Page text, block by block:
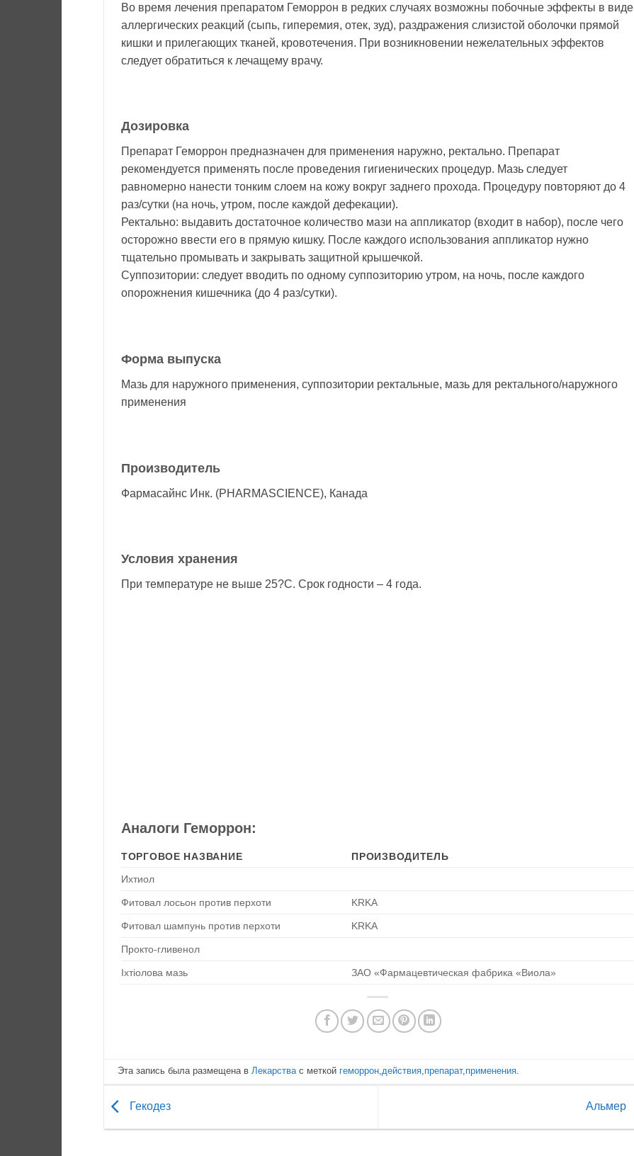
Во время лечения препаратом Геморрон в редких случаях возможны побочные эффекты в виде
аллергических реакций (сыпь, гиперемия, отек, зуд), раздражения слизистой оболочки прямой
кишки и прилегающих тканей, кровотечения. При возникновении нежелательных эффектов
следует обратиться к лечащему врачу.
Дозировка
Препарат Геморрон предназначен для применения наружно, ректально. Препарат
рекомендуется применять после проведения гигиенических процедур. Мазь следует
равномерно нанести тонким слоем на кожу вокруг заднего прохода. Процедуру повторяют до 4
раз/сутки (на ночь, утром, после каждой дефекации).
Ректально: выдавить достаточное количество мази на аппликатор (входит в набор), после чего
осторожно ввести его в прямую кишку. После каждого использования аппликатор нужно
тщательно промывать и закрывать защитной крышечкой.
Суппозитории: следует вводить по одному суппозиторию утром, на ночь, после каждого
опорожнения кишечника (до 4 раз/сутки).
Форма выпуска
Мазь для наружного применения, суппозитории ректальные, мазь для ректального/наружного
применения
Производитель
Фармасайнс Инк. (PHARMASCIENCE), Канада
Условия хранения
При температуре не выше 25?С. Срок годности – 4 года.
Аналоги Геморрон:
ТОРГОВОЕ НАЗВАНИЕ
ПРОИЗВОДИТЕЛЬ
Ихтиол
Фитовал лосьон против перхоти KRKA
Фитовал шампунь против перхоти KRKA
Прокто-гливенол
Іхтіолова мазь ЗАО «Фармацевтическая фабрика «Виола»
Эта запись была размещена вЛекарствас меткой геморрон,действия,препарат,применения.
Гекодез Альмер